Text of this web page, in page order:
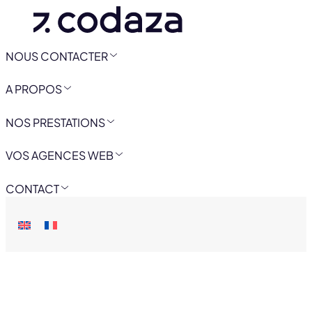
NOUS CONTACTER
A PROPOS
NOS PRESTATIONS
VOS AGENCES WEB
CONTACT